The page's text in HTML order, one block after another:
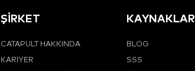
ŞİRKET
CATAPULT HAKKINDA
KARIYER
KAYNAKLAR
BLOG
SSS